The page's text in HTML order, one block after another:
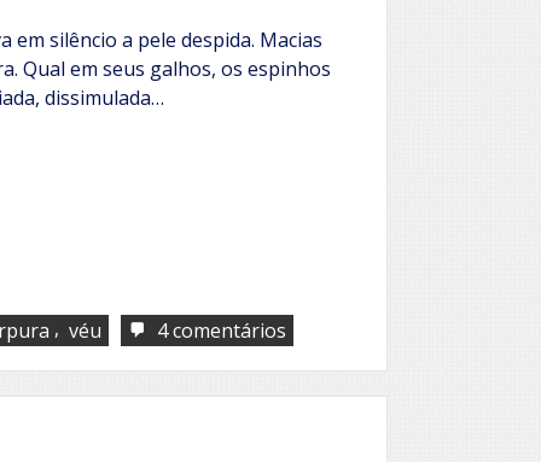
em silêncio a pele despida. Macias
Qual em seus galhos, os espinhos
dissimulada…
, véu 4 comentários
Rosa
púrpura